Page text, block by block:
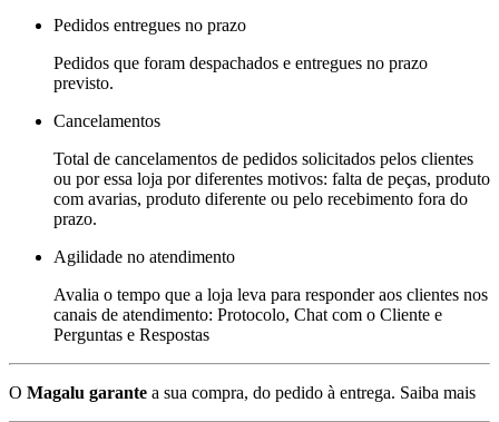
Pedidos entregues no prazo
Pedidos que foram despachados e entregues no prazo
previsto.
Cancelamentos
Total de cancelamentos de pedidos solicitados pelos clientes
ou por essa loja por diferentes motivos: falta de peças, produto
com avarias, produto diferente ou pelo recebimento fora do
prazo.
Agilidade no atendimento
Avalia o tempo que a loja leva para responder aos clientes nos
canais de atendimento: Protocolo, Chat com o Cliente e
Perguntas e Respostas
O Magalu garante a sua compra, do pedido à entrega. Saiba mais